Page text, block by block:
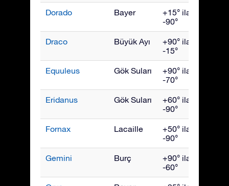
Dorado Bayer
+15° ila
-90°
Draco Büyük Ayı
+90° ila
-15°
Equuleus Gök Suları
+90° ila
-70°
Eridanus Gök Suları
+60° ila
-90°
Fornax Lacaille
+50° ila
-90°
Gemini Burç
+90° ila
-60°